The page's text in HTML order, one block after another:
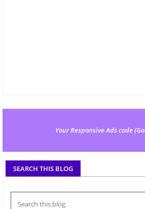
Your Responsive Ads code
SEARCH THIS BLOG